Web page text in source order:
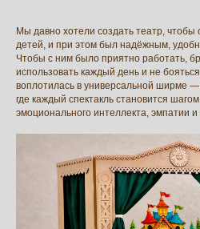
Мы давно хотели создать театр, чтобы
детей, и при этом был надёжным,
Чтобы с ним было приятно работать,
использовать каждый день и не
воплотилась в универсальной ширме
где каждый спектакль становится
эмоционального интеллекта, эмпатии и